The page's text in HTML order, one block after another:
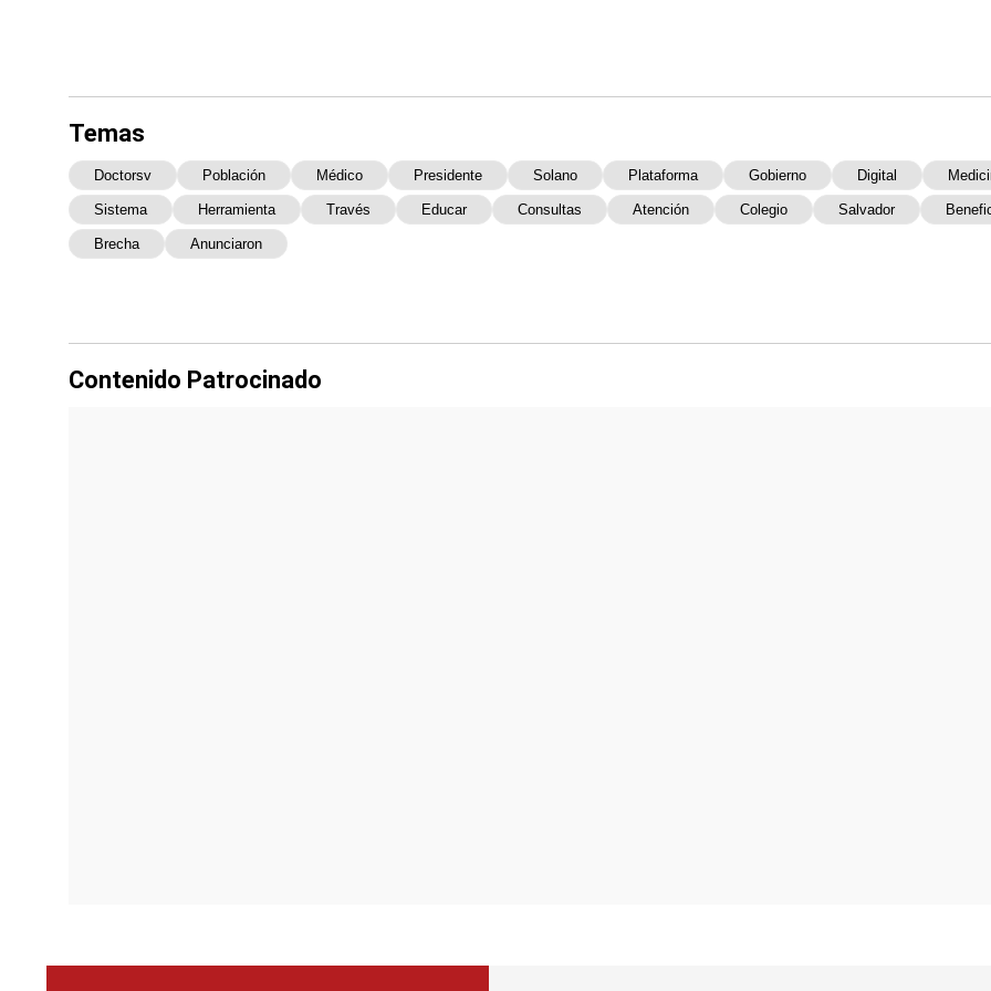
Temas
Doctorsv Población Médico Presidente Solano Plataforma Gobierno Digital
Sistema Herramienta Través Educar Consultas Atención Colegio Salvador
Brecha Anunciaron
Contenido Patrocinado